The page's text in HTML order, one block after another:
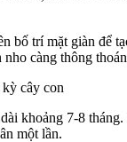
bố trí mặt giàn để
nho càng thông
cây con
khoảng 7-8 tháng.
một lần.